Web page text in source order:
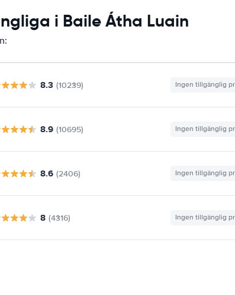
i Baile Átha Luain
8.3 (10239) Ingen tillgänglig
8.9 (10695) Ingen tillgänglig
8.6 (2406) Ingen tillgänglig
8 (4316) Ingen tillgänglig